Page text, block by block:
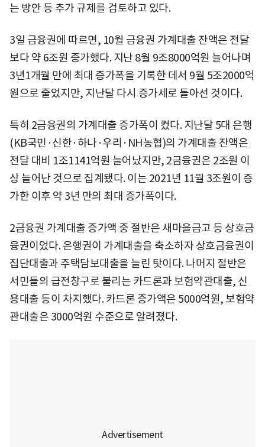
는 방안 등 추가 규제를 검토하고 있다.
3일 금융권에 따르면, 10월 금융권 가계대출 잔액은 전달
보다 약 6조원 증가했다. 지난 8월 9조8000억원 늘어나며
3년1개월 만에 최대 증가폭을 기록한 데서 9월 5조2000억
원으로 줄었지만, 지난달 다시 증가세로 돌아선 것이다.
특히 2금융권의 가계대출 증가폭이 컸다. 지난달 5대 은행
(KB국민·신한·하나·우리·NH농협)의 가계대출 잔액은
전달 대비 1조1141억원 늘어났지만, 2금융권은 2조원 이
상 늘어난 것으로 집계됐다. 이는 2021년 11월 3조원이 증
가한 이후 약 3년 만의 최대 증가폭이다.
2금융권 가계대출 증가액 중 절반은 새마을금고 등 상호금
융권이었다. 은행권이 가계대출을 축소하자 상호금융권이
집단대출과 주택담보대출을 늘린 탓이다. 나머지 절반은
서민들의 급전창구로 불리는 카드론과 보험약관대출, 신
용대출 등이 차지했다. 카드론 증가액은 5000억원, 보험약
관대출은 3000억원 수준으로 알려졌다.